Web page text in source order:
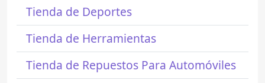
Tienda de Deportes
Tienda de Herramientas
Tienda de Repuestos Para Automóviles